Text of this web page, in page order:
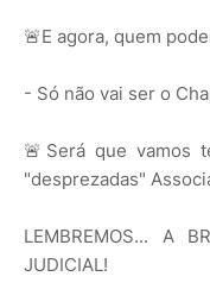
🚨E agora, quem
- Só não vai ser o
🚨Será que vamos
"desprezadas"
LEMBREMOS... A
JUDICIAL!